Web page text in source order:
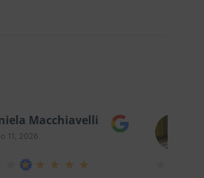
Macchiavelli
11, 2026